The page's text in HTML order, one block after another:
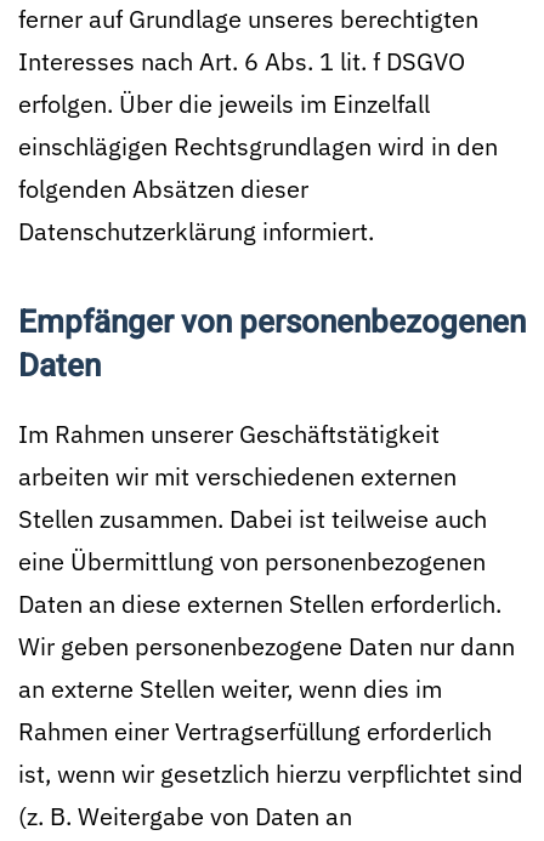
ferner auf Grundlage unseres berechtigten
Interesses nach Art. 6 Abs. 1 lit. f DSGVO
erfolgen. Über die jeweils im Einzelfall
einschlägigen Rechtsgrundlagen wird in den
folgenden Absätzen dieser
Datenschutzerklärung informiert.
Empfänger von personenbezogenen
Daten
Im Rahmen unserer Geschäftstätigkeit
arbeiten wir mit verschiedenen externen
Stellen zusammen. Dabei ist teilweise auch
eine Übermittlung von personenbezogenen
Daten an diese externen Stellen erforderlich.
Wir geben personenbezogene Daten nur dann
an externe Stellen weiter, wenn dies im
Rahmen einer Vertragserfüllung erforderlich
ist, wenn wir gesetzlich hierzu verpflichtet sind
(z. B. Weitergabe von Daten an